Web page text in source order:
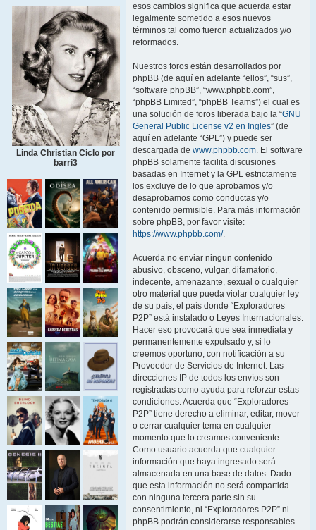
Linda Christian Ciclo por
barri3
esos cambios significa que acuerda estar
legalmente sometido a esos nuevos
términos tal como fueron actualizados y/o
reformados.
Nuestros foros están desarrollados por
phpBB (de aquí en adelante “ellos”, “sus”,
“software phpBB”, “www.phpbb.com”,
“phpBB Limited”, “phpBB Teams”) el cual es
una solución de foros liberada bajo la “GNU
General Public License v2 en Ingles” (de
aquí en adelante “GPL”) y puede ser
descargada de www.phpbb.com. El software
phpBB solamente facilita discusiones
basadas en Internet y la GPL estrictamente
los excluye de lo que aprobamos y/o
desaprobamos como conductas y/o
contenido permisible. Para más información
sobre phpBB, por favor visite:
https://www.phpbb.com/.
Acuerda no enviar ningun contenido
abusivo, obsceno, vulgar, difamatorio,
indecente, amenazante, sexual o cualquier
otro material que pueda violar cualquier ley
de su país, el país donde “Exploradores
P2P” está instalado o Leyes Internacionales.
Hacer eso provocará que sea inmediata y
permanentemente expulsado y, si lo
creemos oportuno, con notificación a su
Proveedor de Servicios de Internet. Las
direcciones IP de todos los envíos son
registradas como ayuda para reforzar estas
condiciones. Acuerda que “Exploradores
P2P” tiene derecho a eliminar, editar, mover
o cerrar cualquier tema en cualquier
momento que lo creamos conveniente.
Como usuario acuerda que cualquier
información que haya ingresado será
almacenada en una base de datos. Dado
que esta información no será compartida
con ninguna tercera parte sin su
consentimiento, ni “Exploradores P2P” ni
phpBB podrán considerarse responsables